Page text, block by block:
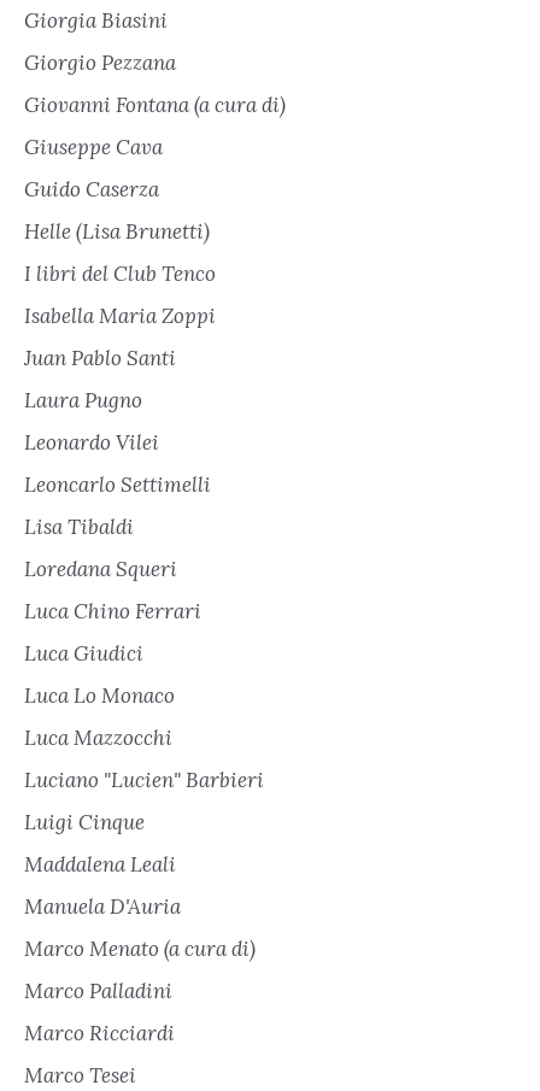
Giorgia Biasini
Giorgio Pezzana
Giovanni Fontana (a cura di)
Giuseppe Cava
Guido Caserza
Helle (Lisa Brunetti)
I libri del Club Tenco
Isabella Maria Zoppi
Juan Pablo Santi
Laura Pugno
Leonardo Vilei
Leoncarlo Settimelli
Lisa Tibaldi
Loredana Squeri
Luca Chino Ferrari
Luca Giudici
Luca Lo Monaco
Luca Mazzocchi
Luciano "Lucien" Barbieri
Luigi Cinque
Maddalena Leali
Manuela D'Auria
Marco Menato (a cura di)
Marco Palladini
Marco Ricciardi
Marco Tesei